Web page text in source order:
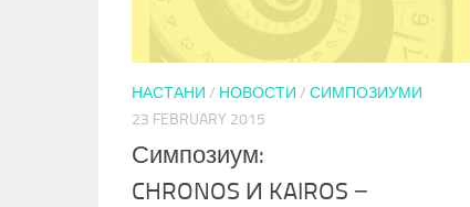
НАСТАНИ / НОВОСТИ / СИМПОЗИУМИ
23 FEBRUARY 2015
Симпозиум:
CHRONOS И KAIROS −